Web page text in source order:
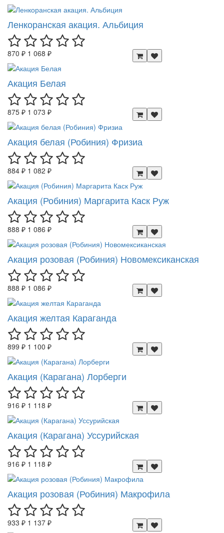
Ленкоранская акация. Альбиция
870 ₽ 1 068 ₽
Акация Белая
875 ₽ 1 073 ₽
Акация белая (Робиния) Фризиа
884 ₽ 1 082 ₽
Акация (Робиния) Маргарита Каск Руж
888 ₽ 1 086 ₽
Акация розовая (Робиния) Новомексиканская
888 ₽ 1 086 ₽
Акация желтая Караганда
899 ₽ 1 100 ₽
Акация (Карагана) Лорберги
916 ₽ 1 118 ₽
Акация (Карагана) Уссурийская
916 ₽ 1 118 ₽
Акация розовая (Робиния) Макрофила
933 ₽ 1 137 ₽